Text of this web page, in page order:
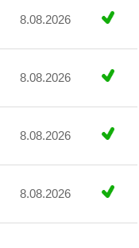
8.08.2026
8.08.2026
8.08.2026
8.08.2026